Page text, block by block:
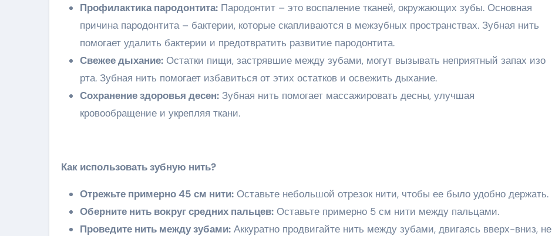
Профилактикапародонтита: Пародонтит – это воспаление тканей, окружающих зубы. Основная
причина пародонтита – бактерии, которые скапливаются в межзубных пространствах. Зубная нить
помогает удалить бактерии и предотвратить развитие пародонтита.
Свежее дыхание: Остатки пищи, застрявшие между зубами, могут вызывать неприятный запах изо
рта. Зубная нить помогает избавиться от этих остатков и освежить дыхание.
Сохранение здоровья десен: Зубная нить помогает массажировать десны, улучшая
кровообращение и укрепляя ткани.
Как использовать зубную нить?
Отрежьте примерно 45 см нити: Оставьте небольшой отрезок нити, чтобы ее было удобно держать.
Оберните нить вокруг средних пальцев: Оставьте примерно 5 см нити между пальцами.
Проведите нить между зубами: Аккуратно продвигайте нить между зубами, двигаясь вверх-вниз, не